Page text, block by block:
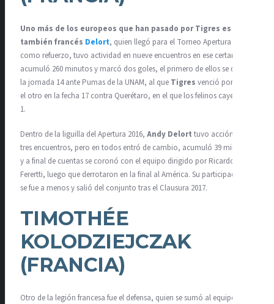
Uno más de los europeos que han pasado por Tigres es el
también francés Delort, quien llegó para el Torneo Apertura 2016
como refuerzo, tuvo actividad en nueve encuentros en ese certamen,
acumuló 260 minutos y marcó dos goles, el primero de ellos se dio en
la jornada 14 ante Pumas de la UNAM, al que Tigres venció por 3-1, y
el otro en la fecha 17 contra Querétaro, en el que los felinos cayeron 2-
1.
Dentro de la liguilla del Apertura 2016, Andy Delort tuvo acción en
tres encuentros, pero en todos entró de cambio, acumuló 39 minutos
y a final de cuentas se coronó con el equipo dirigido por Ricardo
Ferertti, luego que derrotaron en la final al América. Su participación
se fue a menos y salió del conjunto tras el Clausura 2017.
TIMOTHÉE
KOLODZIEJCZAK
(FRANCIA)
Otro de la legión francesa fue el defensa, quien se sumó al equipo en el